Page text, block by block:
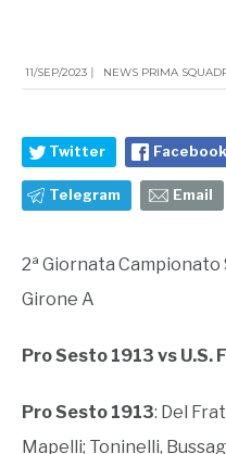
11/SEP/2023 | NEWS PRIMA
Twitter Facebook
Telegram Email
2ª Giornata
Girone A
Pro Sesto 1913 vs U.S.
Pro Sesto 1913: Del
Mapelli; Toninelli,